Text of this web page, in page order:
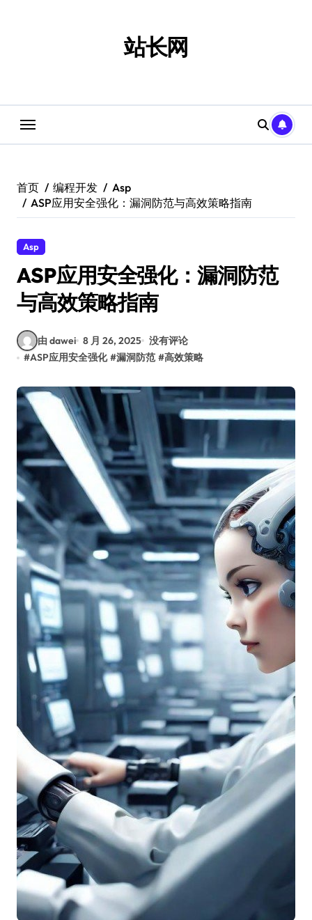
站长网
首页 编程开发
Asp
ASP应用安全强化：漏洞防范与高效策略指南
Asp
ASP应用安全强化：漏洞防范
与高效策略指南
由 dawei 8 月 26, 2025 没有评论
#ASP应用安全强化 #漏洞防范 #高效策略